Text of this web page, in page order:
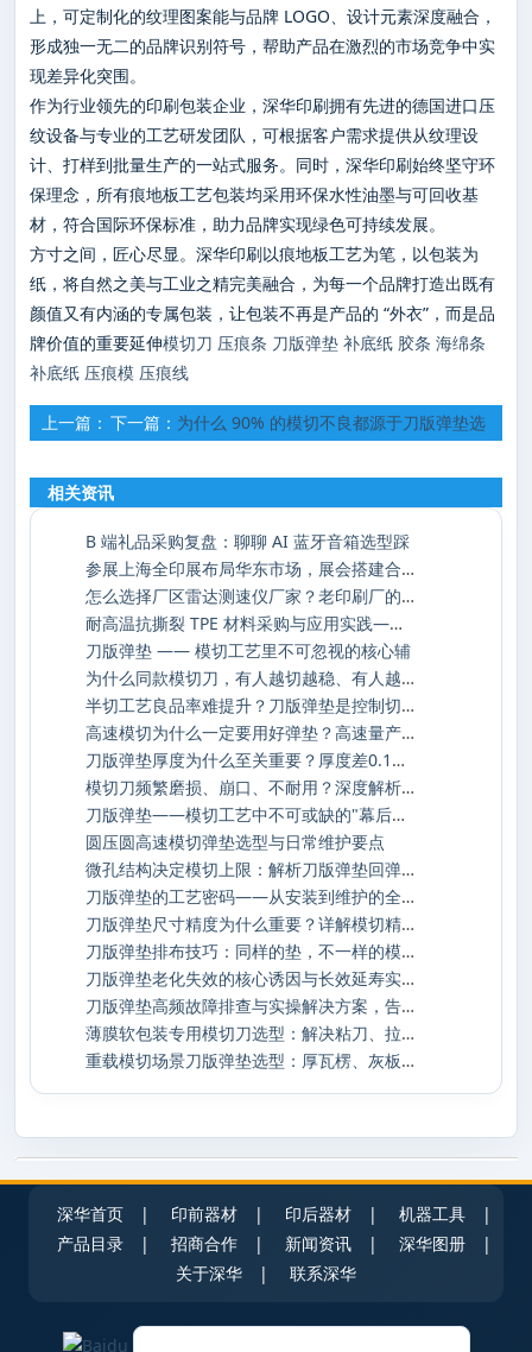
上，可定制化的纹理图案能与品牌 LOGO、设计元素深度融合，
形成独一无二的品牌识别符号，帮助产品在激烈的市场竞争中实
现差异化突围。
作为行业领先的印刷包装企业，深华印刷拥有先进的德国进口压
纹设备与专业的工艺研发团队，可根据客户需求提供从纹理设
计、打样到批量生产的一站式服务。同时，深华印刷始终坚守环
保理念，所有痕地板工艺包装均采用环保水性油墨与可回收基
材，符合国际环保标准，助力品牌实现绿色可持续发展。
方寸之间，匠心尽显。深华印刷以痕地板工艺为笔，以包装为
纸，将自然之美与工业之精完美融合，为每一个品牌打造出既有
颜值又有内涵的专属包装，让包装不再是产品的 “外衣”，而是品
牌价值的重要延伸模切刀 压痕条 刀版弹垫 补底纸 胶条 海绵条
补底纸 压痕模 压痕线
下一篇： 为什么 90% 的模切不良都源于刀版弹垫选
上一篇：
相关资讯
B 端礼品采购复盘：聊聊 AI 蓝牙音箱选型踩
参展上海全印展布局华东市场，展会搭建合作
怎么选择厂区雷达测速仪厂家？老印刷厂的安
耐高温抗撕裂 TPE 材料采购与应用实践——深
刀版弹垫 —— 模切工艺里不可忽视的核心辅
为什么同款模切刀，有人越切越稳、有人越切
半切工艺良品率难提升？刀版弹垫是控制切入
高速模切为什么一定要用好弹垫？高速量产下
刀版弹垫厚度为什么至关重要？厚度差0.1mm，
模切刀频繁磨损、崩口、不耐用？深度解析损
刀版弹垫——模切工艺中不可或缺的"幕后功臣
圆压圆高速模切弹垫选型与日常维护要点
微孔结构决定模切上限：解析刀版弹垫回弹与
刀版弹垫的工艺密码——从安装到维护的全生
刀版弹垫尺寸精度为什么重要？详解模切精度
刀版弹垫排布技巧：同样的垫，不一样的模切
刀版弹垫老化失效的核心诱因与长效延寿实操
刀版弹垫高频故障排查与实操解决方案，告别
薄膜软包装专用模切刀选型：解决粘刀、拉丝
重载模切场景刀版弹垫选型：厚瓦楞、灰板加
深华首页 | 印前器材 | 印后器材 | 机器工具
|
产品目录
| 招商合作 | 新闻资讯 | 深华图册
|
关于深华
| 联系深华